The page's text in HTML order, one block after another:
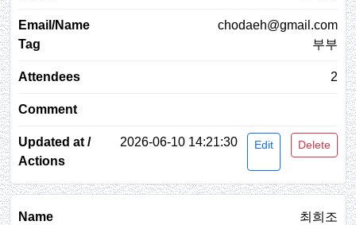
chodaeh@gmail.com
부부
2
2026-06-10 14:21:30 Edit Delete
최희조